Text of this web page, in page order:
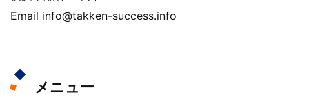
Email info@takken-success.info
メニュー